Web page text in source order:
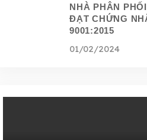
NHÀ PHÂN
ĐẠT CHỨNG
9001:2015
01/02/2024